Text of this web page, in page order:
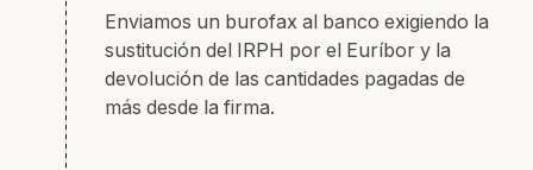
Enviamos un burofax al banco exigiendo la
sustitución del IRPH por el Euríbor y la
devolución de las cantidades pagadas de
más desde la firma.